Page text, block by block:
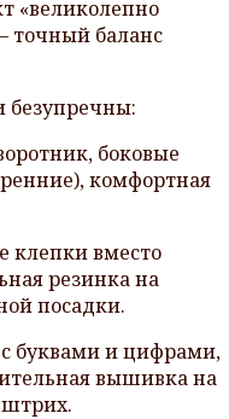
«великолепно
точный баланс
безупречны:
боковые
комфортная
вместо
резинка на
посадки.
буквами и цифрами,
вышивка на